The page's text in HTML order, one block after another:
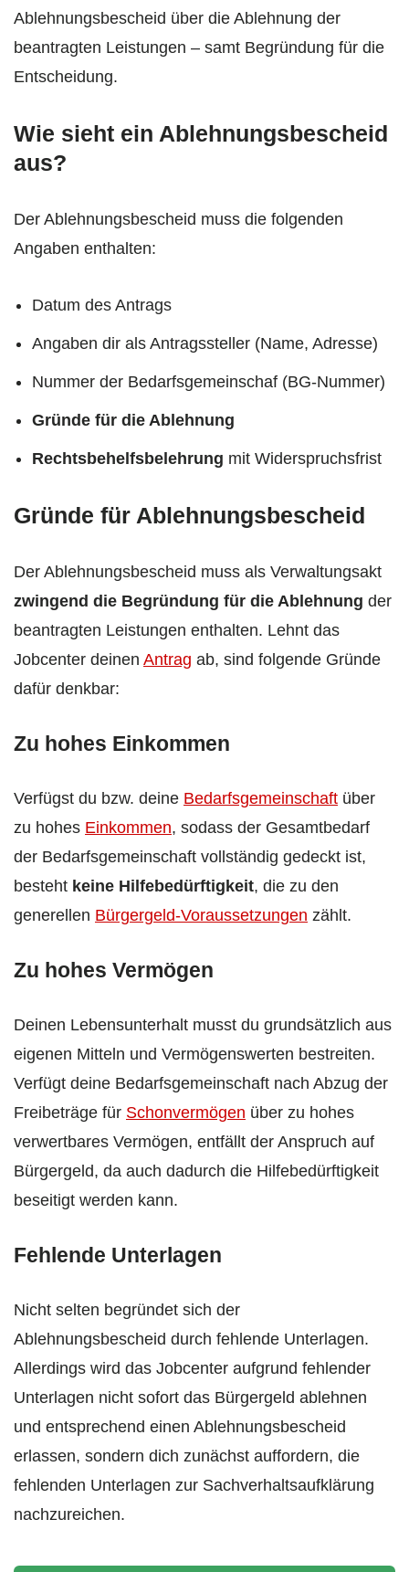
Ablehnungsbescheid über die Ablehnung der
beantragten Leistungen – samt Begründung für die
Entscheidung.
Wie sieht ein Ablehnungsbescheid
aus?
Der Ablehnungsbescheid muss die folgenden
Angaben enthalten:
Datum des Antrags
Angaben dir als Antragssteller (Name, Adresse)
Nummer der Bedarfsgemeinschaf (BG-Nummer)
Gründe für die Ablehnung
Rechtsbehelfsbelehrung mit Widerspruchsfrist
Gründe für Ablehnungsbescheid
Der Ablehnungsbescheid muss als Verwaltungsakt
zwingend die Begründung für die Ablehnung der
beantragten Leistungen enthalten. Lehnt das
Jobcenter deinen Antrag ab, sind folgende Gründe
dafür denkbar:
Zu hohes Einkommen
Verfügst du bzw. deine Bedarfsgemeinschaft über
zu hohes Einkommen, sodass der Gesamtbedarf
der Bedarfsgemeinschaft vollständig gedeckt ist,
besteht keine Hilfebedürftigkeit, die zu den
generellen Bürgergeld-Voraussetzungen zählt.
Zu hohes Vermögen
Deinen Lebensunterhalt musst du grundsätzlich aus
eigenen Mitteln und Vermögenswerten bestreiten.
Verfügt deine Bedarfsgemeinschaft nach Abzug der
Freibeträge für Schonvermögen über zu hohes
verwertbares Vermögen, entfällt der Anspruch auf
Bürgergeld, da auch dadurch die Hilfebedürftigkeit
beseitigt werden kann.
Fehlende Unterlagen
Nicht selten begründet sich der
Ablehnungsbescheid durch fehlende Unterlagen.
Allerdings wird das Jobcenter aufgrund fehlender
Unterlagen nicht sofort das Bürgergeld ablehnen
und entsprechend einen Ablehnungsbescheid
erlassen, sondern dich zunächst auffordern, die
fehlenden Unterlagen zur Sachverhaltsaufklärung
nachzureichen.